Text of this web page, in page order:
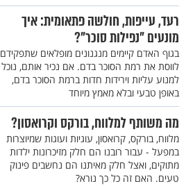
רעד, עייפות, חולשה פתאומית: איך
מונעים "נפילות סוכר"?
בגוף האדם קיימים מנגנונים מופלאים שתפקידם
לווסת את רמת הסוכר בדם. אם נכיר אותם, נוכל
למנוע עליות וירידות חדות ברמת הסוכר בדם,
באופן טבעי ובלא מאמץ מיוחד
מה משותף למלווח, בורקס וקרואסון?
מלווח, בורקס, קרואסון, עוגיות ועוגות שמיוצרות
במפעל - עבור רובנו הם חלק מזיכרונות ילדות
מתוקים, ואצל חלק מאיתנו הם נחשבים פינוק
טעים. האם זה כל כך נורא?